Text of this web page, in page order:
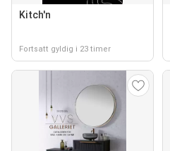
Kitch'n
Fortsatt gyldig i 23 timer